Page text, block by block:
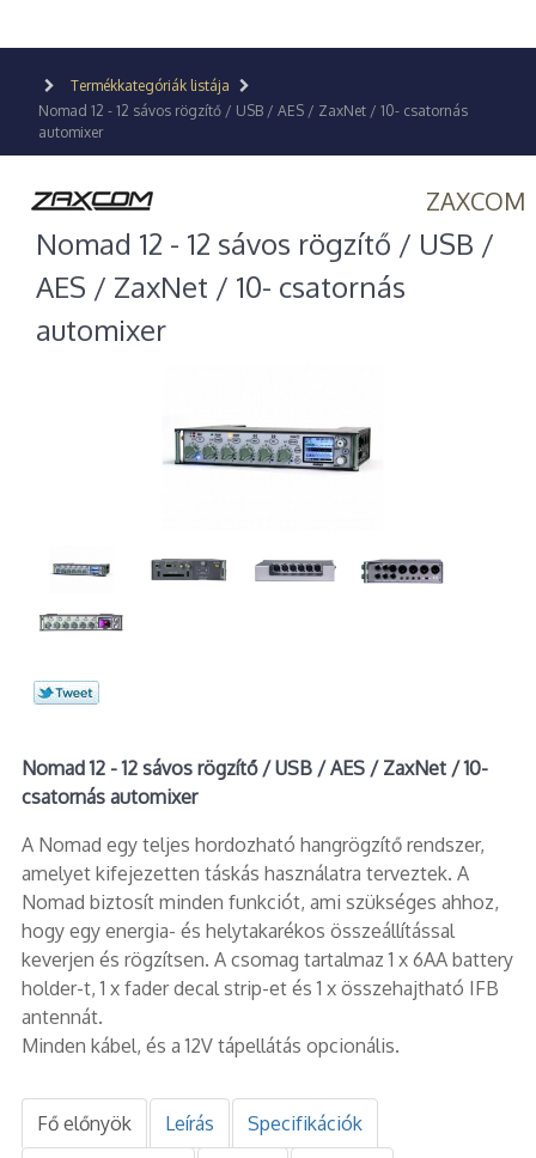
Termékkategóriák listája
Nomad 12 - 12 sávos rögzítő / USB / AES / ZaxNet / 10- csatornás
automixer
ZAXCOM
Nomad 12 - 12 sávos rögzítő / USB /
AES / ZaxNet / 10- csatornás
automixer
Nomad 12 - 12 sávos rögzítő / USB / AES / ZaxNet / 10-
csatornás automixer
A Nomad egy teljes hordozható hangrögzítő rendszer,
amelyet kifejezetten táskás használatra terveztek. A
Nomad biztosít minden funkciót, ami szükséges ahhoz,
hogy egy energia- és helytakarékos összeállítással
keverjen és rögzítsen. A csomag tartalmaz 1 x 6AA battery
holder-t, 1 x fader decal strip-et és 1 x összehajtható IFB
antennát.
Minden kábel, és a 12V tápellátás opcionális.
Fő előnyök Leírás Specifikációk